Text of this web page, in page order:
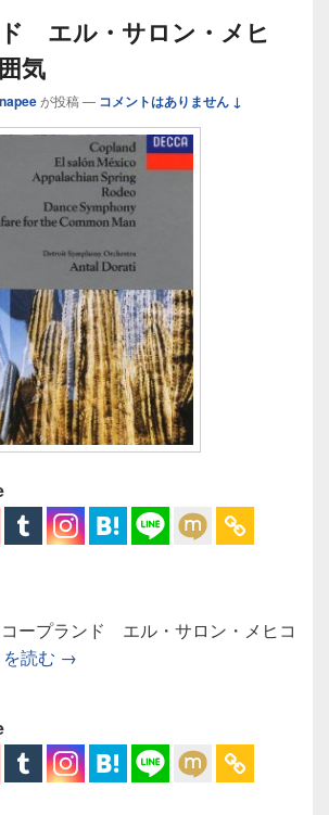
エル・サロン・メヒ
気
が投稿 — コメントはありません ↓
ープランド エル・サロン・メヒコ
読む コープランド エル・サロン・メ
→